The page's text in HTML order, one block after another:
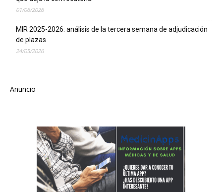
01/06/2026
MIR 2025-2026: análisis de la tercera semana de adjudicación
de plazas
24/05/2026
Anuncio